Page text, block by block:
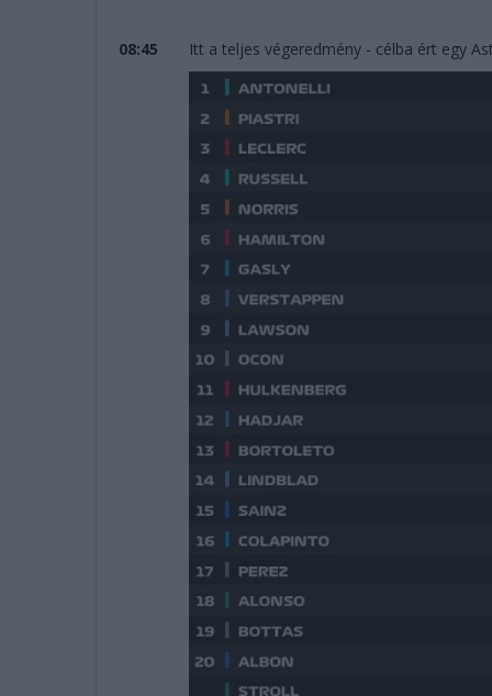
08:45 Itt a teljes végeredmény - célba ért egy